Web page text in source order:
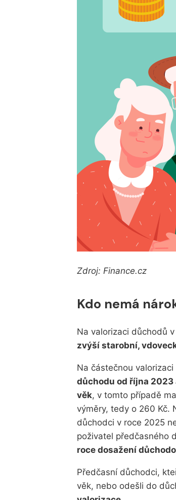
Zdroj: Finance.cz
Kdo nemá
Na valorizaci důchodů
zvýší starobní,
Na částečnou
důchodu od října
věk, v tomto případě
výměry, tedy o 260 Kč.
důchodci v roce 2025
poživatel předčasného
roce dosažení
Předčasní důchodci,
věk, nebo odešli do